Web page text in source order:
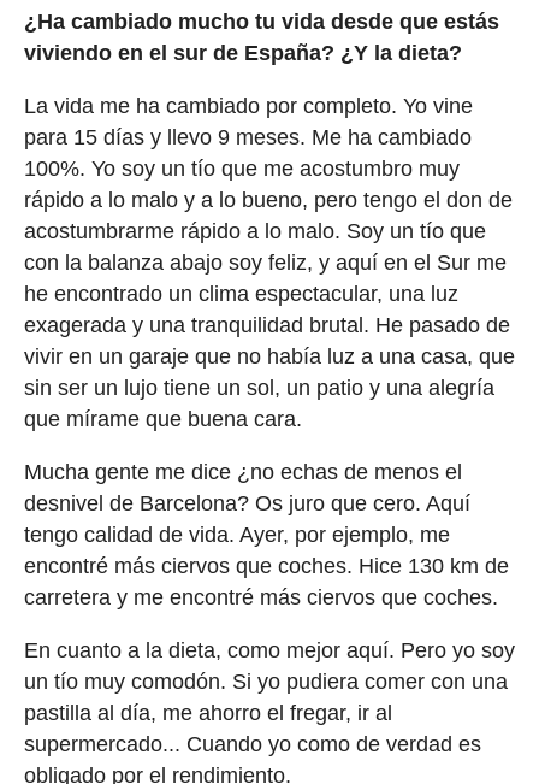
¿Ha cambiado mucho tu vida desde que estás
viviendo en el sur de España? ¿Y la dieta?
La vida me ha cambiado por completo. Yo vine
para 15 días y llevo 9 meses. Me ha cambiado
100%. Yo soy un tío que me acostumbro muy
rápido a lo malo y a lo bueno, pero tengo el don de
acostumbrarme rápido a lo malo. Soy un tío que
con la balanza abajo soy feliz, y aquí en el Sur me
he encontrado un clima espectacular, una luz
exagerada y una tranquilidad brutal. He pasado de
vivir en un garaje que no había luz a una casa, que
sin ser un lujo tiene un sol, un patio y una alegría
que mírame que buena cara.
Mucha gente me dice ¿no echas de menos el
desnivel de Barcelona? Os juro que cero. Aquí
tengo calidad de vida. Ayer, por ejemplo, me
encontré más ciervos que coches. Hice 130 km de
carretera y me encontré más ciervos que coches.
En cuanto a la dieta, como mejor aquí. Pero yo soy
un tío muy comodón. Si yo pudiera comer con una
pastilla al día, me ahorro el fregar, ir al
supermercado... Cuando yo como de verdad es
obligado por el rendimiento.